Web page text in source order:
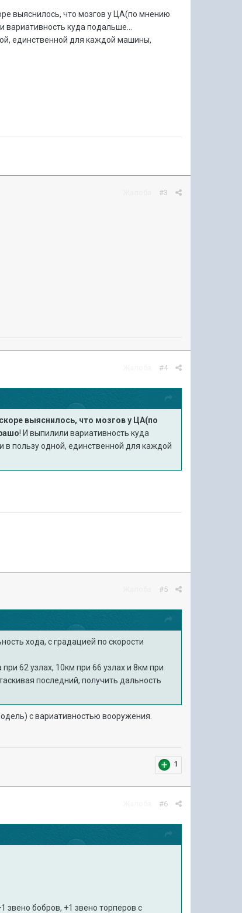
выяснилось, что мозгов у ЦА(по мнению
куда подальше...
единственной для каждой машины,
#3
#4
выяснилось, что мозгов у ЦА(по
! И выпилили вариативность куда
в пользу одной, единственной для каждой
#5
хода, с градацией по скорости
62 узлах, 10км при 66 узлах и 8км при
последний, получить дальность
с вариативностью вооружения.
1
#6
звено бобров, +1 звено торперов с